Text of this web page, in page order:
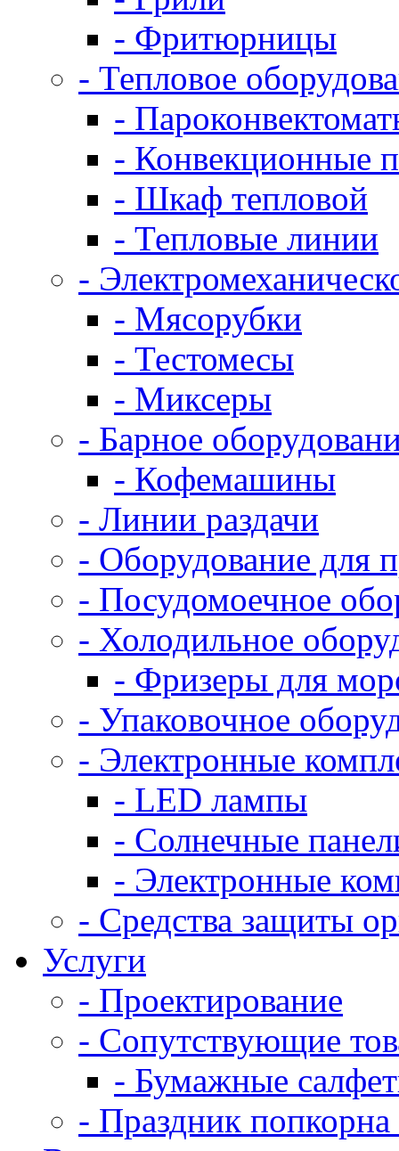
- Фритюрницы
- Тепловое
-
- Конвекционные
- Шкаф тепловой
- Тепловые линии
-
- Мясорубки
- Тестомесы
- Миксеры
- Барное
- Кофемашины
- Линии раздачи
- Оборудование для
- Посудомоечное
- Холодильное
- Фризеры для
- Упаковочное
- Электронные
- LED лампы
- Солнечные
- Электронные
- Средства защиты
Услуги
- Проектирование
- Сопутствующие
- Бумажные
- Праздник